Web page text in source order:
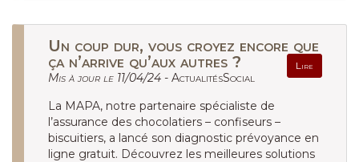
Un coup dur, vous croyez encore que
ça n’arrive qu’aux autres ?
Lire
Mis à jour le 11/04/24 - ActualitésSocial
La MAPA, notre partenaire spécialiste de
l’assurance des chocolatiers – confiseurs –
biscuitiers, a lancé son diagnostic prévoyance en
ligne gratuit. Découvrez les meilleures solutions